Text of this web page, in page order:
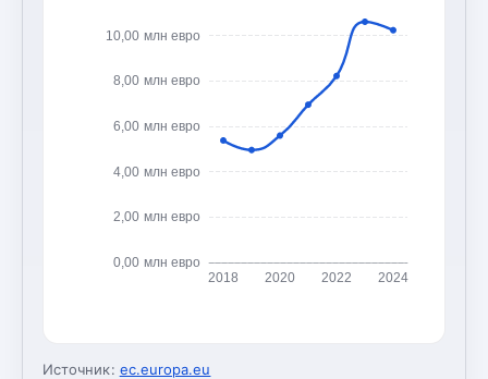
0,00 млн евро
2,00 млн евро
4,00 млн евро
6,00 млн евро
8,00 млн евро
10,00 млн евро
2018 2020 2022 2024
Источник: ec.europa.eu